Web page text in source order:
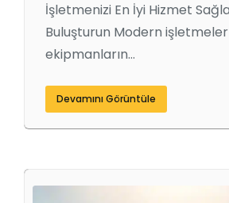
İşletmenizi En İyi Hizmet
Buluşturun Modern işletmeler
ekipmanların…
Devamını Görüntüle